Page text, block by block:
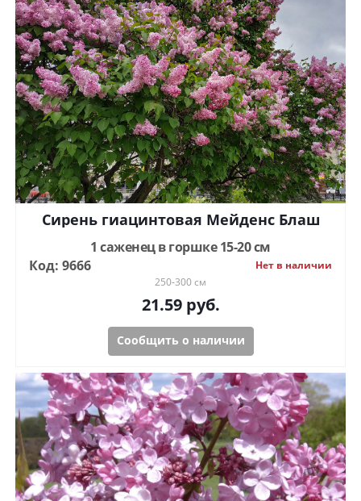
Сирень гиацинтовая Мейденс Блаш
1 саженец в горшке 15-20 см
Код: 9666
Нет в наличии
250-300 см
21.59руб.
Сообщить о наличии